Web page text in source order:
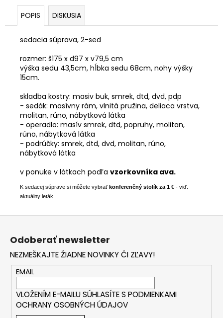
POPIS DISKUSIA
sedacia súprava, 2-sed
rozmer: š175 x d97 x v79,5 cm
výška sedu 43,5cm, hĺbka sedu 68cm, nohy výšky
15cm.
skladba kostry: masiv buk, smrek, dtd, dvd, pdp
- sedák: masívny rám, vlnitá pružina, deliaca vrstva,
molitan, rúno, nábytková látka
- operadlo: masív smrek, dtd, popruhy, molitan,
rúno, nábytková látka
- podrúčky: smrek, dtd, dvd, molitan, rúno,
nábytková látka
v ponuke v látkach podľa vzorkovníka ava.
K sedacej súprave si môžete vybraťkonferenčný stolík za 1 € - viď.
aktuálny leták.
Z
Odoberať newsletter
NEZMEŠKAJTE ŽIADNE NOVINKY ČI ZĽAVY!
EMAIL
VLOŽENÍM E-MAILU SÚHLASÍTE S PODMIENKAMI
OCHRANY OSOBNÝCH ÚDAJOV